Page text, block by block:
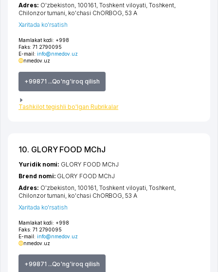
Mamlakat kodi: +998
Faks: 71 2790095
E-mail: info@nmedov.uz
nmedov.uz
+99871 ...Qo'ng'iroq qilish
Tashkilot tegishli bo'lgan Rubrikalar
Adres: O'zbekiston, 100161, Toshkent viloyati Toshkent
Chilonzor tumani ko'chasi ChORBOG , 53 А
Xaritada ko'rsatish
10. GLORY FOOD MChJ
Mamlakat kodi: +998
Faks: 71 2790095
E-mail: info@nmedov.uz
nmedov.uz
+99871 ...Qo'ng'iroq qilish
Yuridik nomi: GLORY FOOD MChJ
Brend nomi: GLORY FOOD MChJ
Adres: O'zbekiston, 100161, Toshkent viloyati Toshkent
Chilonzor tumani ko'chasi ChORBOG , 53 А
Xaritada ko'rsatish